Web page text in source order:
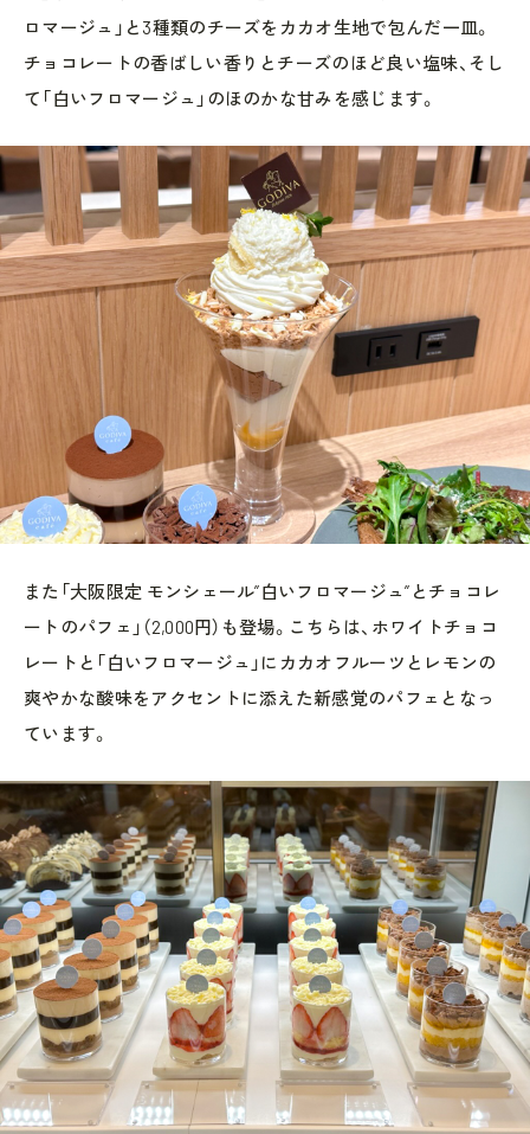
ロマージュ」と3種類のチーズをカカオ生地で包んだ一皿。
チョコレートの香ばしい香りとチーズのほど良い塩味、そし
て「白いフロマージュ」のほのかな甘みを感じます。
また「大阪限定 モンシェール”白いフロマージュ”とチョコレ
ートのパフェ」（2,000円）も登場。こちらは、ホワイトチョコ
レートと「白いフロマージュ」にカカオフルーツとレモンの
爽やかな酸味をアクセントに添えた新感覚のパフェとなっ
ています。